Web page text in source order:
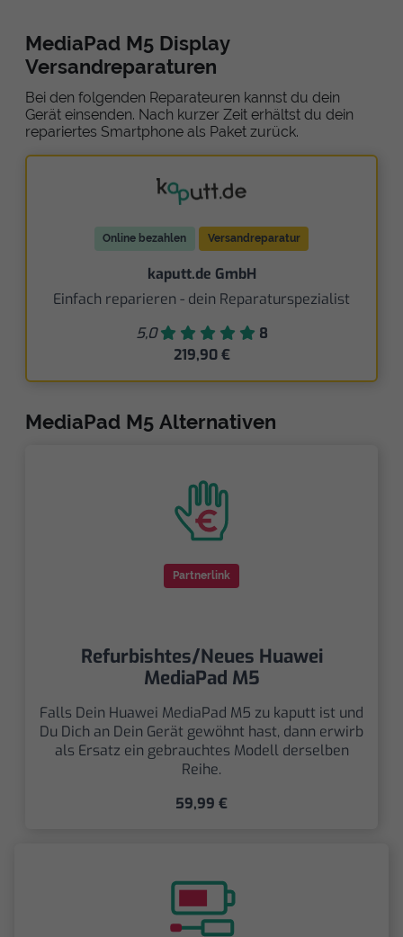
MediaPad M5 Display
Versandreparaturen
Bei den folgenden Reparateuren kannst du dein
Gerät einsenden. Nach kurzer Zeit erhältst du dein
repariertes Smartphone als Paket zurück.
Online bezahlen Versandreparatur
kaputt.de GmbH
Einfach reparieren - dein Reparaturspezialist
5,0
8
219,90 €
MediaPad M5 Alternativen
Partnerlink
Refurbishtes/Neues Huawei
MediaPad M5
Falls Dein Huawei MediaPad M5 zu kaputt ist und
Du Dich an Dein Gerät gewöhnt hast, dann erwirb
als Ersatz ein gebrauchtes Modell derselben
Reihe.
59,99 €